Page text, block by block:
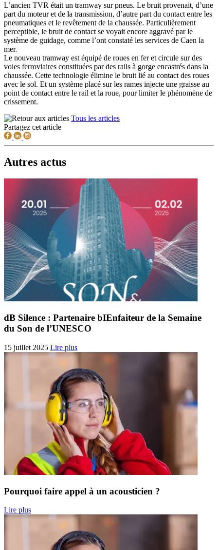
L’ancien TVR était un tramway sur pneus. Le bruit provenait, d’une
part du moteur et de la transmission, d’autre part du contact entre les
pneumatiques et le revêtement de la chaussée. Particulièrement
perceptible, le bruit de contact se voyait encore aggravé par le
système de guidage, comme l’ont constaté les services de Caen la
mer.
Le nouveau tramway est équipé de roues en fer et circule sur des
voies ferroviaires constituées par des rails à gorge encastrés dans la
chaussée. Cette technologie élimine le bruit lié au contact des roues
avec le sol. Et un système placé sur les rames injecte une graisse au
point de contact entre le rail et la roue, pour limiter le phénomène de
crissement.
Tous les articles
Partagez cet article
Autres actus
dB Silence : Partenaire bIEnfaiteur de la Semaine
du Son de l’UNESCO
15 juillet 2025 Lire plus
Pourquoi faire appel à un acousticien ?
Lire plus